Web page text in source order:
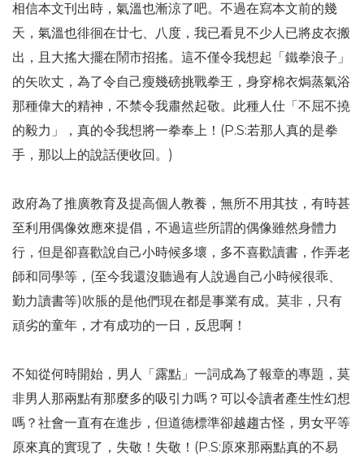
相信本文刊出時，氣溫也漸涼了吧。不過在寫本文前的幾
天，氣溫也徘徊在廿七、八度，我已看見不少人已將皮衣搬
出，且大搖大擺在鬧市招搖。這不僅令我想起「鐵拳浪子」
的矢吹丈，為了令自己瘦幾磅挑戰拳王，身穿棉衣焗蒸氣浴
那種偉大的精神，不禁令我肅然起敬。此種人仕「不屈不撓
的毅力」，真的令我想將一拳奉上！(P.S:若那人真的是拳
手，那以上的說話便收回。)
政府為了推廣教育及提高個人教養，無所不用其技，有時甚
至利用偶像效應來提倡，不過這些所謂的偶像雖然身體力
行，但是卻喜歡說自己小時候多壞，多不喜歡讀書，作弄老
師和同學等，(至今我還沒聽過有人說過自己小時候很乖、
勤力讀書等)吹脹的是他們現在都是事業有成。莫非，只有
頑劣的童年，才有成功的一日，反思啊！
不知從何時開始，男人「露點」一詞成為了報章的專題，莫
非男人那兩點有那麼多的吸引力嗎？可以令讀者產生性幻想
嗎？社會一直有在進步，但道德標準卻越趨古怪，男女平等
原來真的實現了，失敬！失敬！(P.S:原來那兩點真的不易